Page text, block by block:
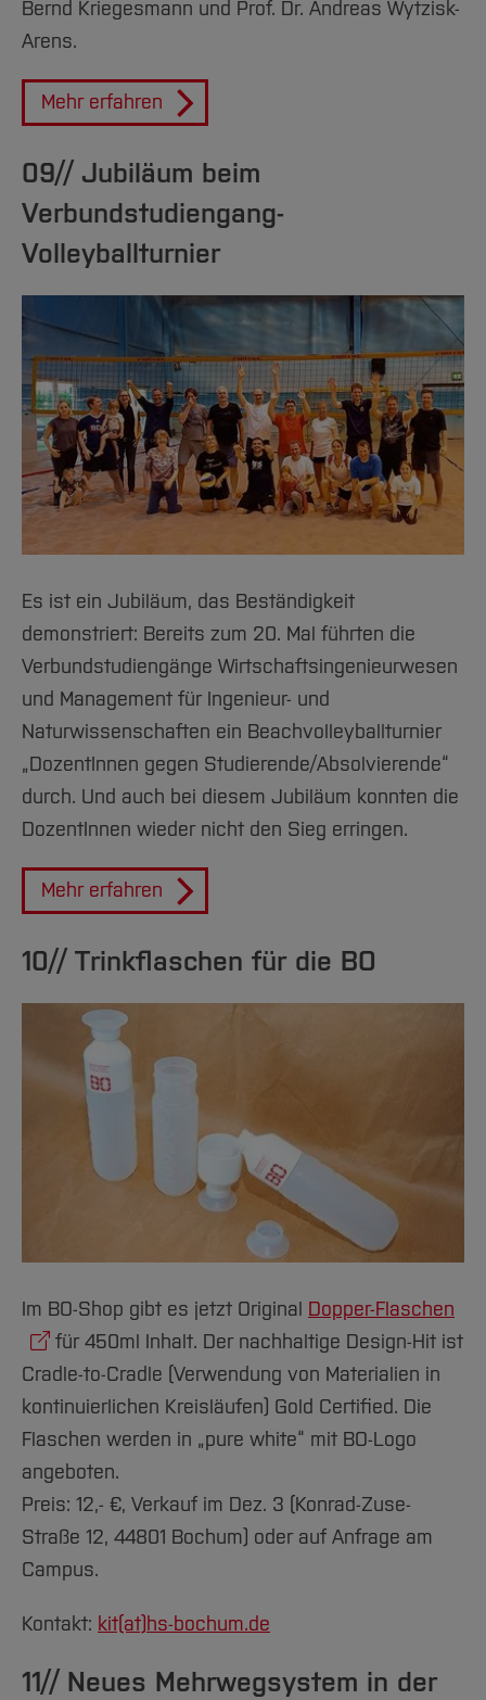
Bernd Kriegesmann und Prof. Dr. Andreas Wytzisk-
Arens.
Mehr erfahren
09// Jubiläum beim
Verbundstudiengang-
Volleyballturnier
Es ist ein Jubiläum, das Beständigkeit
demonstriert: Bereits zum 20. Mal führten die
Verbundstudiengänge Wirtschaftsingenieurwesen
und Management für Ingenieur- und
Naturwissenschaften ein Beachvolleyballturnier
„DozentInnen gegen Studierende/Absolvierende“
durch. Und auch bei diesem Jubiläum konnten die
DozentInnen wieder nicht den Sieg erringen.
Mehr erfahren
10// Trinkflaschen für die BO
Im BO-Shop gibt es jetzt Original Dopper-Flaschen
für 450ml Inhalt. Der nachhaltige Design-Hit ist
Cradle-to-Cradle (Verwendung von Materialien in
kontinuierlichen Kreisläufen) Gold Certified. Die
Flaschen werden in „pure white“ mit BO-Logo
angeboten.
Preis: 12,- €, Verkauf im Dez. 3 (Konrad-Zuse-
Straße 12, 44801 Bochum) oder auf Anfrage am
Campus.
Kontakt: kit(at)hs-bochum.de
11// Neues Mehrwegsystem in der